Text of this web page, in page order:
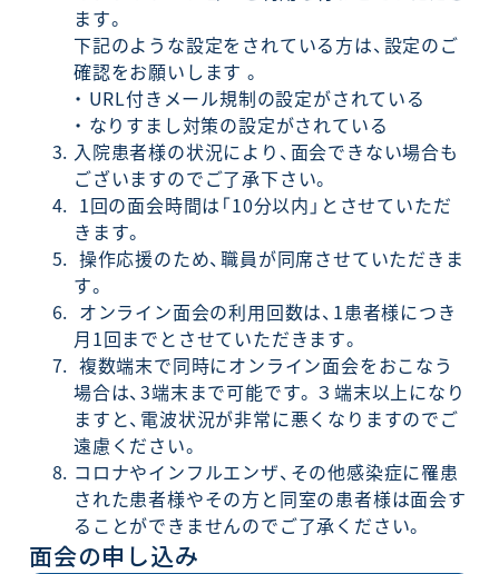
ます。
下記のような設定をされている方は、設定のご
確認をお願いします 。
・ URL付きメール規制の設定がされている
・ なりすまし対策の設定がされている
入院患者様の状況により、面会できない場合も
ございますのでご了承下さい。
1回の面会時間は「10分以内」とさせていただ
きます。
操作応援のため、職員が同席させていただきま
す。
オンライン面会の利用回数は、1患者様につき
月1回までとさせていただきます。
複数端末で同時にオンライン面会をおこなう
場合は、3端末まで可能です。３端末以上になり
ますと、電波状況が非常に悪くなりますのでご
遠慮ください。
コロナやインフルエンザ、その他感染症に罹患
された患者様やその方と同室の患者様は面会す
ることができませんのでご了承ください。
面会の申し込み